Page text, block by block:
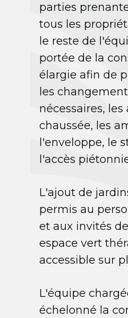
parties
tous les
le reste de
portée de la
élargie afin de
les
nécessaires,
chaussée, les
l'enveloppe, le
l'accès
L'ajout de
permis au
et aux invités
espace vert
accessible sur
L'équipe
échelonné la